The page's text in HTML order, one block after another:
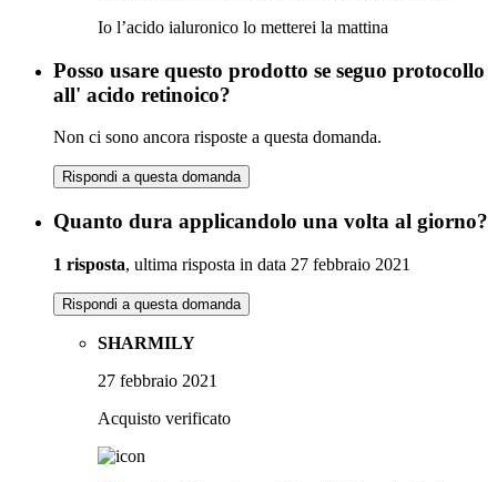
Io l’acido ialuronico lo metterei la mattina
Posso usare questo prodotto se seguo protocollo
all' acido retinoico?
Non ci sono ancora risposte a questa domanda.
Rispondi a questa domanda
Quanto dura applicandolo una volta al giorno?
1 risposta, ultima risposta in data 27 febbraio 2021
Rispondi a questa domanda
SHARMILY
27 febbraio 2021
Acquisto verificato